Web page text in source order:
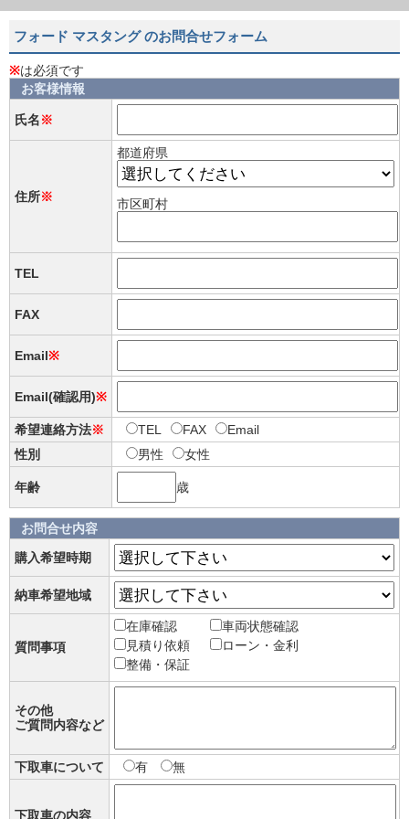
フォード マスタング のお問合せフォーム
※は必須です
お客様情報
氏名※
住所※
都道府県
市区町村
TEL
FAX
Email※
Email(確認用)※
希望連絡方法※ TEL FAX
Email
性別
男性 女性
年齢 歳
お問合せ内容
購入希望時期
納車希望地域
質問事項
在庫確認
車両状態確認
見積り依頼
ローン・金利
整備・保証
その他
ご質問内容など
下取車について 有 無
下取車の内容